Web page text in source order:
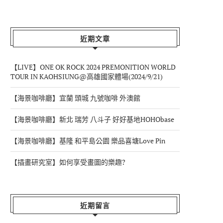
近期文章
【LIVE】ONE OK ROCK 2024 PREMONITION WORLD
TOUR IN KAOHSIUNG@高雄國家體場(2024/9/21)
【海景咖啡廳】宜蘭 頭城 九號咖啡 外澳館
【海景咖啡廳】新北 瑞芳 八斗子 好好基地HOHObase
【海景咖啡廳】基隆 和平島公園 樂品喜塘Love Pin
【插畫研究室】如何享受畫圖的樂趣?
近期留言